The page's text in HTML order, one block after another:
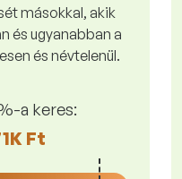
másokkal, akik
és ugyanabban a
és névtelenül.
a keres:
Ft